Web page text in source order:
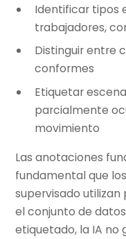
Identificar tipos
trabajadores,
Distinguir entre
conformes
Etiquetar
parcialmente
movimiento
Las anotaciones
fundamental que
supervisado
el conjunto de
etiquetado, la IA